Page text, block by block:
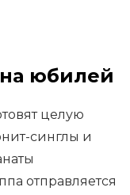
юбилей
целую
синглы и
отправляется